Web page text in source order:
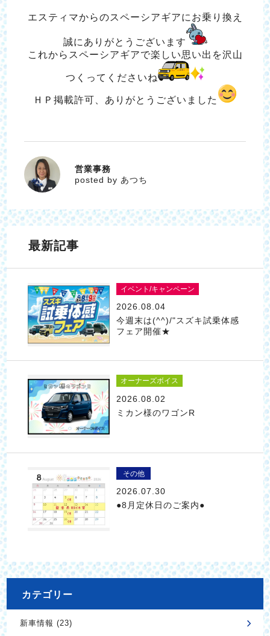
エスティマからのスペーシアギアにお乗り換え
誠にありがとうございます
これからスペーシアギアで楽しい思い出を沢山
つくってくださいね
ＨＰ掲載許可、ありがとうございました
あつち
営業事務
posted by あつち
最新記事
イベント/キャンペーン
2026.08.04
今週末は(^^)/"スズキ試乗体感
フェア開催★
オーナーズボイス
2026.08.02
ミカン様のワゴンR
その他
2026.07.30
●8月定休日のご案内●
カテゴリー
新車情報 (23)